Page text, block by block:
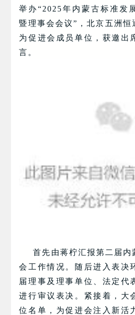
举办“2025年内蒙古标准发
暨理事会会议”，北京五洲恒
为促进会成员单位，获邀出
言。
首先由蒋柠汇报第二届内
会工作情况。随后进入表决
届理事及理事单位、法定代
进行审议表决。紧接着，大
位名单，为促进会注入新活